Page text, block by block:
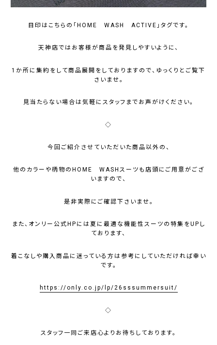
目印はこちらの「HOME WASH ACTIVE」タグです。
天神店ではお客様が商品を発見しやすいように、
1か所に集約をして商品展開をしておりますので、ゆっくりとご覧下
さいませ。
見当たらない場合は気軽にスタッフまでお声がけください。
◇
今回ご紹介させていただいた商品以外の、
他のカラーや柄物のHOME WASHスーツも店頭にご用意がござ
いますので、
是非実際にご確認下さいませ。
また、オンリー公式HPには夏に最適な機能性スーツの特集をUPし
ております、
着こなしや購入商品に迷っている方は参考にしていただければ幸い
です。
https://only.co.jp/lp/26sssummersuit/
◇
スタッフ一同ご来店心よりお待ちしております。